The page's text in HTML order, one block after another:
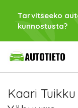
Tarvitseeko
kunnostusta?
Kaari